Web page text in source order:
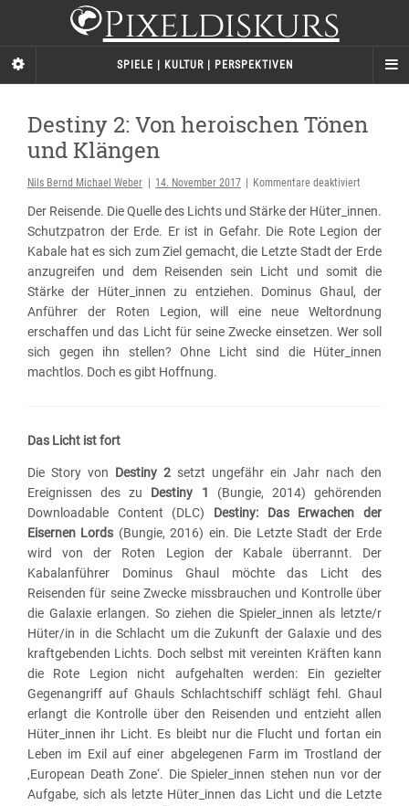
Pixeldiskurs
SPIELE | KULTUR | PERSPEKTIVEN
Destiny 2: Von heroischen Tönen
und Klängen
Nils Bernd Michael Weber 14. November 2017 Kommentare deaktiviert
2:
Von
heroischen
Tönen
und
Der Reisende. Die Quelle des Lichts und Stärke der Hüter_innen.
Schutzpatron der Erde. Er ist in Gefahr. Die Rote Legion der
Kabale hat es sich zum Ziel gemacht, die Letzte Stadt der Erde
anzugreifen und dem Reisenden sein Licht und somit die
Stärke der Hüter_innen zu entziehen. Dominus Ghaul, der
Anführer der Roten Legion, will eine neue Weltordnung
erschaffen und das Licht für seine Zwecke einsetzen. Wer soll
sich gegen ihn stellen? Ohne Licht sind die Hüter_innen
machtlos. Doch es gibt Hoffnung.
Das Licht ist fort
Die Story von Destiny 2 setzt ungefähr ein Jahr nach den
Ereignissen des zu Destiny 1 (Bungie, 2014) gehörenden
Downloadable Content (DLC) Destiny: Das Erwachen der
Eisernen Lords (Bungie, 2016) ein. Die Letzte Stadt der Erde
wird von der Roten Legion der Kabale überrannt. Der
Kabalanführer Dominus Ghaul möchte das Licht des
Reisenden für seine Zwecke missbrauchen und Kontrolle über
die Galaxie erlangen. So ziehen die Spieler_innen als letzte/r
Hüter/in in die Schlacht um die Zukunft der Galaxie und des
kraftgebenden Lichts. Doch selbst mit vereinten Kräften kann
die Rote Legion nicht aufgehalten werden: Ein gezielter
Gegenangriff auf Ghauls Schlachtschiff schlägt fehl. Ghaul
erlangt die Kontrolle über den Reisenden und entzieht allen
Hüter_innen ihr Licht. Es bleibt nur die Flucht und fortan ein
Leben im Exil auf einer abgelegenen Farm im Trostland der
‚European Death Zone‘. Die Spieler_innen stehen nun vor der
Aufgabe, sich als letzte Hüter_innen das Licht und die Letzte